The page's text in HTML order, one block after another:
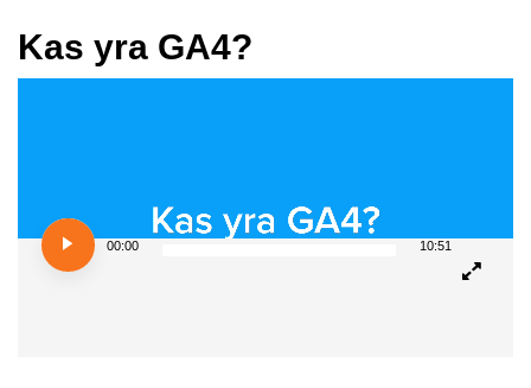
Kas yra GA4?
00:00 10:51